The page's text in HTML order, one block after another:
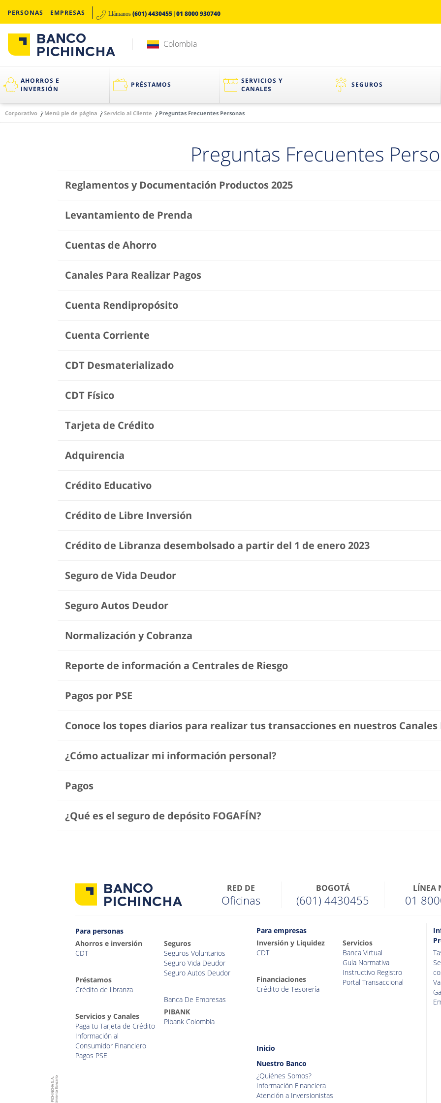
Colombia
PERSONAS EMPRESAS
AHORROS E
INVERSIÓN
PRÉSTAMOS
SERVICIOS Y
CANALES
SEGUROS
Llámanos (601) 4430455 | 01 8000 930740
Corporativo Menú pie de página Servicio al Cliente Preguntas Frecuentes Personas
Preguntas Frecuentes
Reglamentos y Documentación Productos 2025
Levantamiento de Prenda
Cuentas de Ahorro
Canales Para Realizar Pagos
Cuenta Rendipropósito
Cuenta Corriente
CDT Desmaterializado
CDT Físico
Tarjeta de Crédito
Adquirencia
Crédito Educativo
Crédito de Libre Inversión
Crédito de Libranza desembolsado a partir del 1 de enero 2023
Seguro de Vida Deudor
Seguro Autos Deudor
Normalización y Cobranza
Reporte de información a Centrales de Riesgo
Pagos por PSE
Conoce los topes diarios para realizar tus transacciones en nuestros
¿Cómo actualizar mi información personal?
Pagos
¿Qué es el seguro de depósito FOGAFÍN?
RED DE
Oficinas
BOGOTÁ
(601) 4430455
LÍNEA
01
Para personas
Ahorros e inversión
CDT
Préstamos
Crédito de libranza
Servicios y Canales
Paga tu Tarjeta de Crédito
Información al
Consumidor Financiero
Pagos PSE
Seguros
Seguros Voluntarios
Seguro Vida Deudor
Seguro Autos Deudor
Banca De Empresas
PIBANK
Pibank Colombia
Para empresas
Inversión y Liquidez
CDT
Financiaciones
Crédito de Tesorería
Servicios
Banca Virtual
Guía Normativa
Instructivo Registro
Portal Transaccional
Inicio
Nuestro Banco
¿Quiénes Somos?
Información Financiera
Atención a Inversionistas